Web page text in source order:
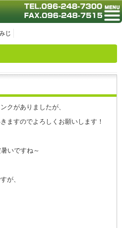
じ
クがありましたが、
ますのでよろしくお願いします！
いですね～
が、